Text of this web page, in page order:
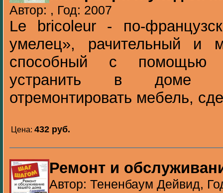
Автор: , Год: 2007
Le bricoleur - по-
умелец», рачительный и
способный с помощью
устранить в доме
отремонтировать мебель,
Цена: 432 pуб.
Ремонт и
Автор: Тененбаум Дейвид,